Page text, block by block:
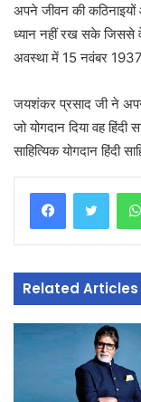
अपने जीवन की कठिनाइयों
ध्यान नहीं रख सके जिससे
अवस्था में 15 नवंबर 1937
जयशंकर प्रसाद जी ने
जो योगदान दिया वह
साहित्यिक योगदान हिंदी
Related Articles